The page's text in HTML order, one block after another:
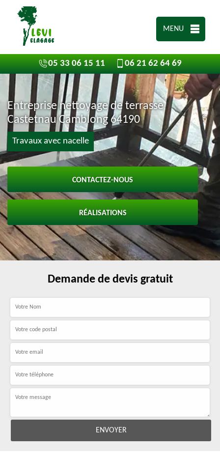
MENU
05 33 06 15 11 06 21 62 64 69
Entreprise nettoyage de terrasse
Castetnau Camblong 64190
Travaux avec nacelle
CONTACTEZ-NOUS
RÉALISATIONS
Demande de devis gratuit